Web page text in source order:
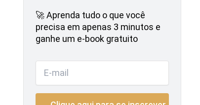
🚀 Aprenda tudo o que você
precisa em apenas 3 minutos e
ganhe um e-book gratuito